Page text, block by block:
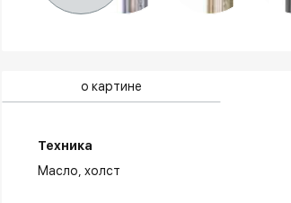
о картине
Техника
Масло,холст